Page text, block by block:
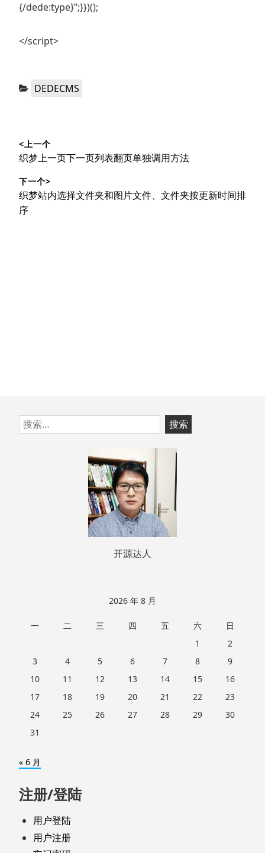
{/dede:type}”;}})();
</script>
分
DEDECMS
章
导
航
<上一个
上
文
章：
织梦上一页下一页列表翻页单独调用方法
下一个>
下
篇
织梦站内选择文件夹和图片文件、文件夹按更新时间排
序
跳
至
搜
索：
开源达人
2026 年 8 月
一 二 三 四 五 六
日
1
2
3
4 5 6 7 8
9
10
11 12 13 14 15
16
17
18 19 20 21 22
23
24
25 26 27 28 29
30
31
« 6 月
注册/登陆
用户登陆
用户注册